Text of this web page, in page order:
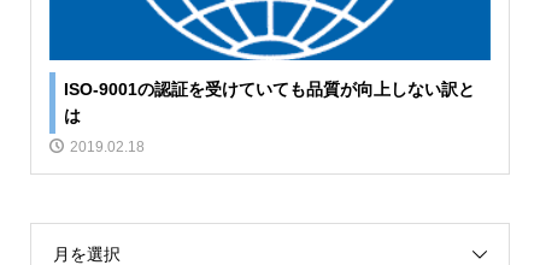
ISO-9001の認証を受けていても品質が向上しない訳と
は
2019.02.18
月を選択